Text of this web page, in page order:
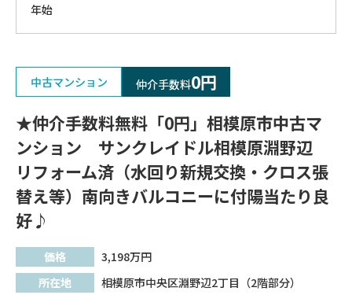
年始
中古マンション 仲介手数料0円
★仲介手数料無料「0円」相模原市中古マ
ンション サンクレイドル相模原淵野辺
リフォーム済（水回り新規交換・クロス張
替え等）南向きバルコニーに付陽当たり良
好♪
価格 3,198万円
所在地
相模原市中央区淵野辺2丁目（2階部分）